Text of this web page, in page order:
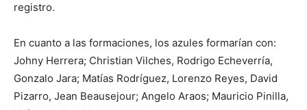
registro.
En cuanto a las formaciones, los azules formarían con:
Johny Herrera; Christian Vilches, Rodrigo Echeverría,
Gonzalo Jara; Matías Rodríguez, Lorenzo Reyes, David
Pizarro, Jean Beausejour; Angelo Araos; Mauricio Pinilla,